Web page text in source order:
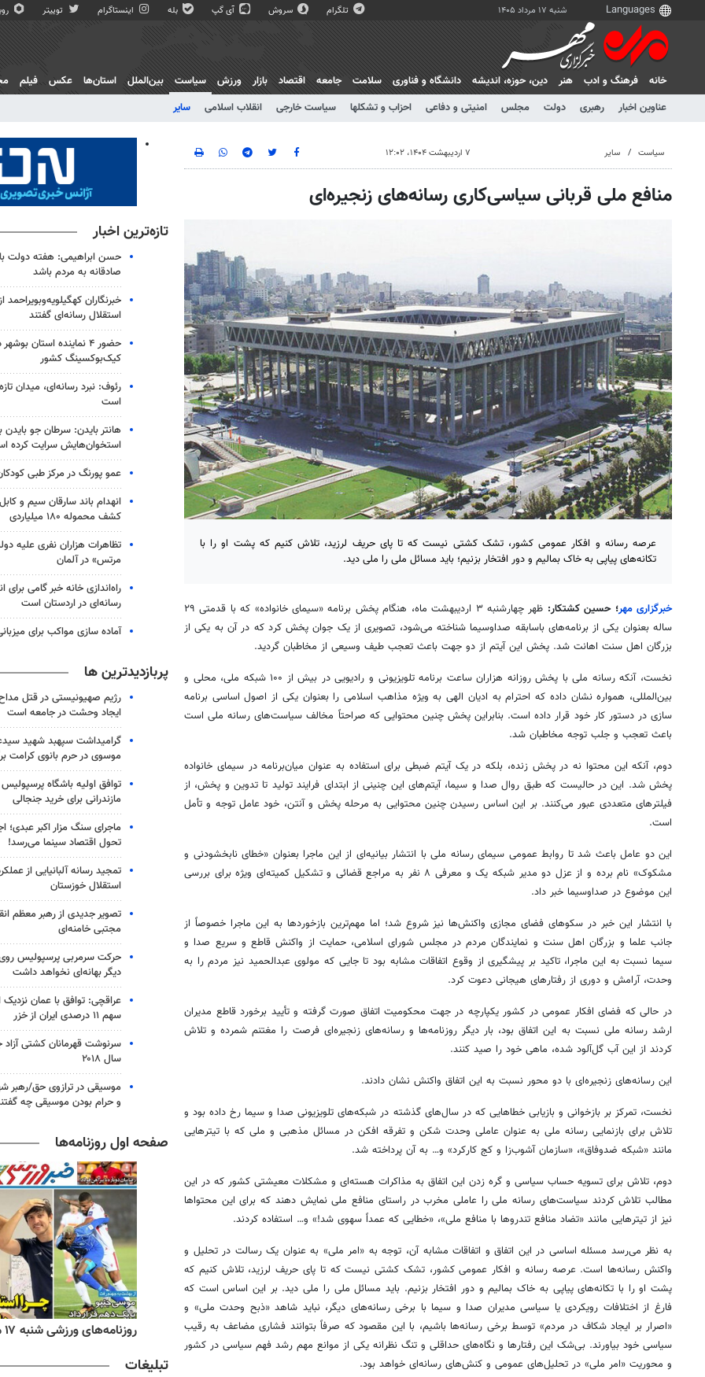
شنبه ۱۷ مرداد ۱۴۰۵ تلگرام سروش آی گپ بله اینستاگرام توییتر
خانه فرهنگ و ادب هنر دين، حوزه، انديشه دانشگاه و فناوری سلامت جامعه اقتصاد بازار ورزش
سیاست
عناوین اخبار
رهبری دولت مجلس امنیتی و دفاعی احزاب و تشکلها سیاست خارجی انقلاب اسلامی سایر
بین‌الملل استان‌ها عکس فیلم
سیاست سایر ۷ اردیبهشت ۱۴۰۴، ۱۲:۰۲
منافع ملی قربانی سیاسی‌کاری رسانه‌های زنجیره‌ای
عرصه رسانه و افکار عمومی کشور، تشک کشتی نیست که تا پای حریف لرزید، تلاش کنیم که پشت او را با
تکانه‌های پیاپی به خاک بمالیم و دور افتخار بزنیم؛ باید مسائل ملی را ملی دید.
خبرگزاری مهر؛ حسین کشتکار:
ظهر چهارشنبه ۳ اردیبهشت ماه، هنگام پخش برنامه «سیمای خانواده» که با قدمتی ۲۹
ساله بعنوان یکی از برنامه‌های باسابقه صداوسیما شناخته می‌شود، تصویریاز یک جوان پخش کرد که در آن به یکی از
بزرگان اهل سنت اهانت شد. پخش این آیتم از دو جهت باعث تعجب طیف وسیعی از مخاطبان گردید.
نخست، آنکه رسانه ملی با پخش روزانه هزاران ساعت برنامه تلویزیونی و رادیویی در بیش از ۱۰۰ شبکه ملی، محلی و
بین‌المللی، همواره نشان داده که احترام به ادیان الهی به ویژه مذاهب اسلامی را بعنوان یکی از اصول اساسی برنامه
سازی در دستور کار خود قرار داده است. بنابراین پخش چنین محتوایی که صراحتاً مخالف سیاست‌های رسانه ملی است
باعث تعجب و جلب توجه مخاطبان شد.
دوم، آنکه این محتوا نه در پخش زنده، بلکه در یک آیتم ضبطی برای استفاده به عنوان میان‌برنامه در سیمای خانواده
پخش شد. این در حالیست که طبق روال صدا و سیما، آیتم‌های این چنینی از ابتدای فرایند تولید تا تدوین و پخش، از
فیلترهای متعددی عبور می‌کنند. بر این اساس رسیدن چنین محتوایی به مرحله پخش و آنتن، خود عاملتوجه و تأمل
است.
این دو عامل باعث شد تا روابط عمومی سیمای رسانه ملی با انتشار بیانیه‌ای از این ماجرا بعنوان «خطای نابخشودنی و
مشکوک» نام برده و از عزل
دو مدیر شبکه یک و معرفی ۸ نفر به مراجع قضائی و تشکیل کمیته‌ای ویژه برای بررسی
این موضوع در صداوسیما خبر داد.
با انتشار این خبر در سکوهایفضای مجازی واکنش‌ها نیز شروع شد؛ اما مهم‌ترین بازخوردها به این ماجرا خصوصاً از
جانب علما و بزرگان اهل سنت و نمایندگان مردم در مجلس شورای اسلامی، حمایت از واکنش قاطع و سریع صدا و
سیما نسبت به این ماجرا، تاکید بر پیشگیریاز وقوع اتفاقات مشابه بود تا جایی که مولوی عبدالحمید نیز مردم را به
وحدت، آرامش و دوری از رفتارهای هیجانی دعوت کرد.
در حالیکه فضای افکار عمومی در کشور یکپارچه در جهت محکومیت اتفاق صورت گرفته و تأیید برخورد قاطع مدیران
ارشد رسانه ملی نسبت به این اتفاقبود، بار دیگر روزنامه‌ها و رسانه‌های زنجیره‌ای فرصت را مغتنم شمرده و تلاش
کردند از این آب گل‌آلود شده، ماهی خود را صید کنند.
این رسانه‌های زنجیره‌ای با دو محور نسبت به این اتفاق واکنش نشان دادند.
نخست، تمرکز بر بازخوانی و بازیابی خطاهایی که در سال‌های گذشته در شبکه‌های تلویزیونی صدا و سیما رخ داده بود و
تلاش برای بازنمایی رسانه ملی به عنوان عاملیوحدت شکن و تفرقه افکندر مسائل مذهبی و ملی که با تیترهایی
مانند «شبکه ضدوفاق»، «سازمانآشوب‌زا و کج کارکرد» و… به آن پرداخته شد.
دوم، تلاش برای تسویه حساب سیاسی و گره زدن این اتفاق به مذاکرات هسته‌ای و مشکلات معیشتی کشور که در این
مطالب تلاش کردند سیاست‌های رسانه ملی را عاملی مخرب در راستای منافع ملی نمایش دهند که برای این محتواها
نیز از تیترهایی مانند «تضاد منافع تندروها با منافع ملی»، «خطایی که عمداً سهوی شد!» و… استفاده کردند.
به نظر می‌رسد مسئله اساسی در این اتفاقو اتفاقات مشابه آن، توجه به «امر ملی» به عنوان یک رسالت در تحلیل و
واکنش رسانه‌ها است. عرصه رسانه و افکار عمومی کشور، تشک کشتی نیست که تا پای حریف لرزید، تلاش کنیم که
پشت او را با تکانه‌های پیاپی به خاک بمالیم و دور افتخار بزنیم. باید مسائل ملی را ملی دید. بر این اساساست که
فارغ از اختلافات رویکردی یا سیاسی مدیران صدا و سیما با برخی رسانه‌های دیگر، نباید شاهد «ذبح وحدت ملی» و
«اصرار بر ایجاد شکاف در مردم» توسط برخی رسانه‌ها باشیم، با این مقصود که صرفاً بتوانند فشاری مضاعف به رقیب
سیاسی خود بیاورند. بی‌شک این رفتارها و نگاه‌های حداقلی و تنگ نظرانه یکی از موانع مهم رشد فهم سیاسی در کشور
و محوریت «امر ملی» در تحلیل‌های عمومی و کنش‌های رسانه‌ای خواهد بود.
تازه‌ترین اخبار
حسن ابراهیمی: هفته دولت
صادقانه به مردم باشد
خبرنگاران
استقلال رسانه‌ای گفتند
حضور ۴ نماینده استان
کیک‌بوکسینگ کشور
رئوف: نبرد رسانه‌ای، میدان
است
هانتر بایدن: سرطان جو بایدن
استخوان‌هایش سرایت کرده
عمو پورنگ در مرکز طبی
انهدام باند سارقان سیم و
کشف محموله ۱۸۰ میلیاردی
تظاهرات هزاران نفری علیه
مرتس» در آلمان
راه‌اندازی خانه خبر گامی
رسانه‌ای در اردستان است
آماده سازی مواکب برای
پربازدیدترین ها
رژیم صهیونیستی در قتل
ایجاد وحشت در جامعه است
گرامیداشت سپهبد شهید
موسوی در حرم بانوی کرامت
توافق اولیه باشگاه
مازندرانی برای خرید جنجالی
ماجرای سنگ مزار اکبر عبدی؛
تحول اقتصاد سینما می‌رسد!
تمجید رسانه آلبانیایی از
استقلال خوزستان
تصویر جدیدی از رهبر معظم
مجتبی خامنه‌ای
حرکت سرمربی پرسپولیس روی
دیگر بهانه‌ای نخواهد داشت
عراقچی: توافق با عمان
سهم ۱۱ درصدی ایران از خزر
سرنوشت قهرمانان کشتی آزاد
سال ۲۰۱۸
موسیقی در ترازوی حق/رهبر
و حرام بودن موسیقی چه
صفحه اول روزنامه‌ها
روزنامه‌های صبح شنبه ۱۷ مرداد ۱۴۰۵ روزنامه‌های اقتصادی شنبه ۱۷ مرداد ۱۴۰۵ روزنامه‌های ورزشی شنبه ۱۷ مرداد ۱۴۰۵
تبلیغات